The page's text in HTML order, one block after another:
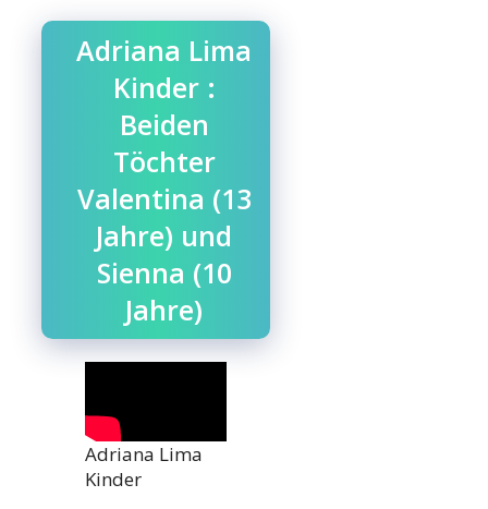
Adriana Lima
Kinder :
Beiden
Töchter
Valentina (13
Jahre) und
Sienna (10
Jahre)
Adriana Lima
Kinder